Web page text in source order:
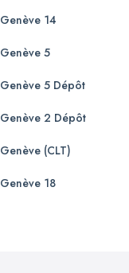
Genève 14
Genève 5
Genève 5 Dépôt
Genève 2 Dépôt
Genève (CLT)
Genève 18